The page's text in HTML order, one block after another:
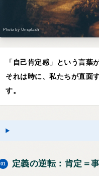
Photo by Unsplash
「自己肯定感」という言葉
それは時に、私たちが直面
す。
01 定義の逆転：肯定＝